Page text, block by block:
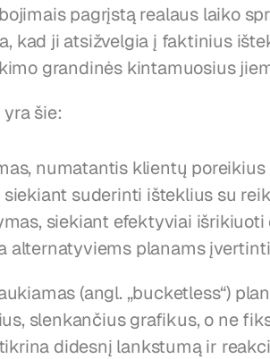
pagrįstą realaus laiko
kad ji atsižvelgia į faktinius
grandinės kintamuosius
šie:
numatantis klientų poreikius
suderinti išteklius su
siekiant efektyviai išrikiuoti
alternatyviems planams įvertinti
(angl. „bucketless“)
slenkančius grafikus, o ne
didesnį lankstumą ir